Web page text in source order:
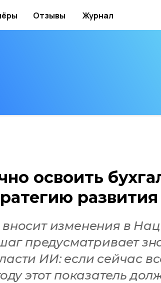
Отзывы Журнал
освоить
изменения в
предусматривает
ИИ: если сейчас
этот показатель